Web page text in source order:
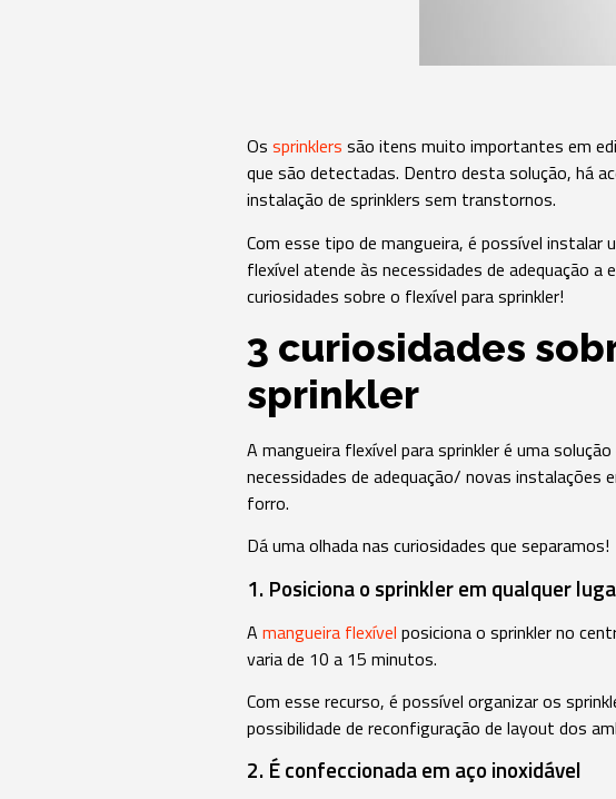
Os sprinklers são itens muito importantes em
que são detectadas. Dentro desta solução, há
instalação de sprinklers sem transtornos.
Com esse tipo de mangueira, é possível instalar
flexível atende às necessidades de adequação
curiosidades sobre o flexível para sprinkler!
3 curiosidades
sprinkler
A mangueira flexível para sprinkler é uma
necessidades de adequação/ novas instalações
forro.
Dá uma olhada nas curiosidades que separamos!
1. Posiciona o sprinkler em qualquer
A mangueira flexível posiciona o sprinkler no
varia de 10 a 15 minutos.
Com esse recurso, é possível organizar os
possibilidade de reconfiguração de layout dos
2. É confeccionada em aço inoxidável